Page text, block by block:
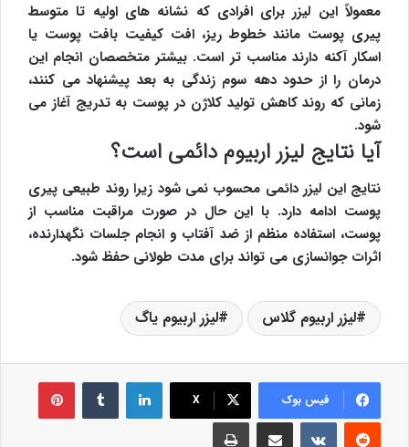
معمولاً این لیزر برای افرادی که نشانه های اولیه تا متوسط
پیری پوست مانند خطوط ریز، افت کیفیت بافت پوست یا
اسکار آکنه دارند مناسب تر است. بیشتر متخصصان انجام این
درمان را از حدود دهه سوم زندگی به بعد پیشنهاد می کنند،
زمانی که روند کاهش تولید کلاژن در پوست به تدریج آغاز می
شود.
آیا نتایج لیزر اربیوم دائمی است؟
نتایج این لیزر دائمی محسوب نمی شود زیرا روند طبیعی پیری
پوست ادامه دارد. با این حال در صورت مراقبت مناسب از
پوست، استفاده منظم از ضد آفتاب و انجام جلسات نگهدارنده،
اثرات جوانسازی می تواند برای مدت طولانی حفظ شود.
لیزر اربیوم گلاس لیزر اربیوم یاگ
فیس بوک X
لینکدین ‫تامبلر
‫رددیت ‫VKontakte
اشتراک گذاری از طریق ایمیل چاپ